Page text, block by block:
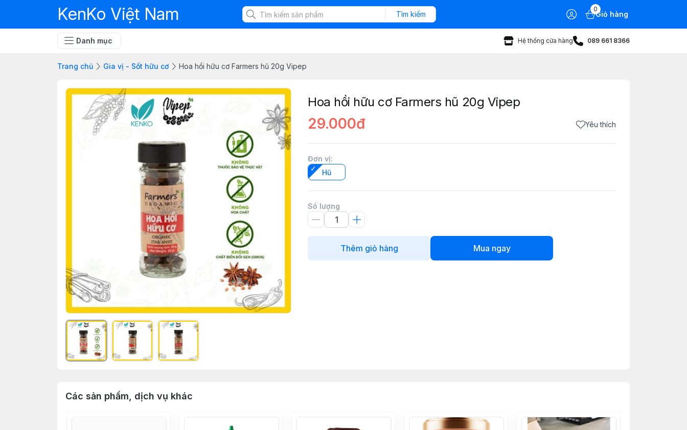
KenKo Việt Nam Tìm kiếm
0
Giỏ hàng
Danh mục Hệ thống cửa hàng 089 661 8366
Trang chủ Gia vị - Sốt hữu cơ Hoa hồi hữu cơ Farmers hũ 20g Vipep
Hoa hồi hữu cơ Farmers hũ 20g Vipep
29.000đ Yêu thích
Đơn vị:
Hũ
Số lượng
Thêm giỏ hàng Mua ngay
Các sản phẩm, dịch vụ khác